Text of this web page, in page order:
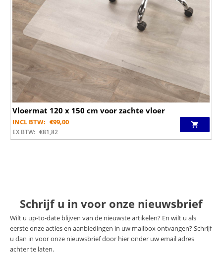
Vloermat 120 x 150 cm voor zachte vloer
INCL BTW: €99,00
EX BTW: €81,82
Schrijf u in voor onze nieuwsbrief
Wilt u up-to-date blijven van de nieuwste artikelen? En wilt u als
eerste onze acties en aanbiedingen in uw mailbox ontvangen? Schrijf
u dan in voor onze nieuwsbrief door hier onder uw email adres
achter te laten.